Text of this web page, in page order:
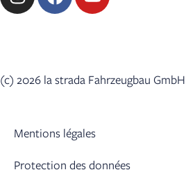
(c) 2026 la strada Fahrzeugbau GmbH
Mentions légales
Protection des données